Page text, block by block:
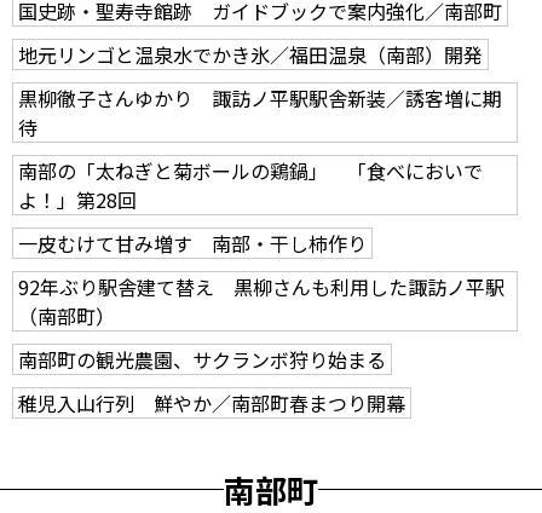
国史跡・聖寿寺館跡 ガイドブックで案内強化／南部町
地元リンゴと温泉水でかき氷／福田温泉（南部）開発
黒柳徹子さんゆかり 諏訪ノ平駅駅舎新装／誘客増に期
待
南部の「太ねぎと菊ボールの鶏鍋」 「食べにおいで
よ！」第28回
一皮むけて甘み増す 南部・干し柿作り
92年ぶり駅舎建て替え 黒柳さんも利用した諏訪ノ平駅
（南部町）
南部町の観光農園、サクランボ狩り始まる
稚児入山行列 鮮やか／南部町春まつり開幕
南部町